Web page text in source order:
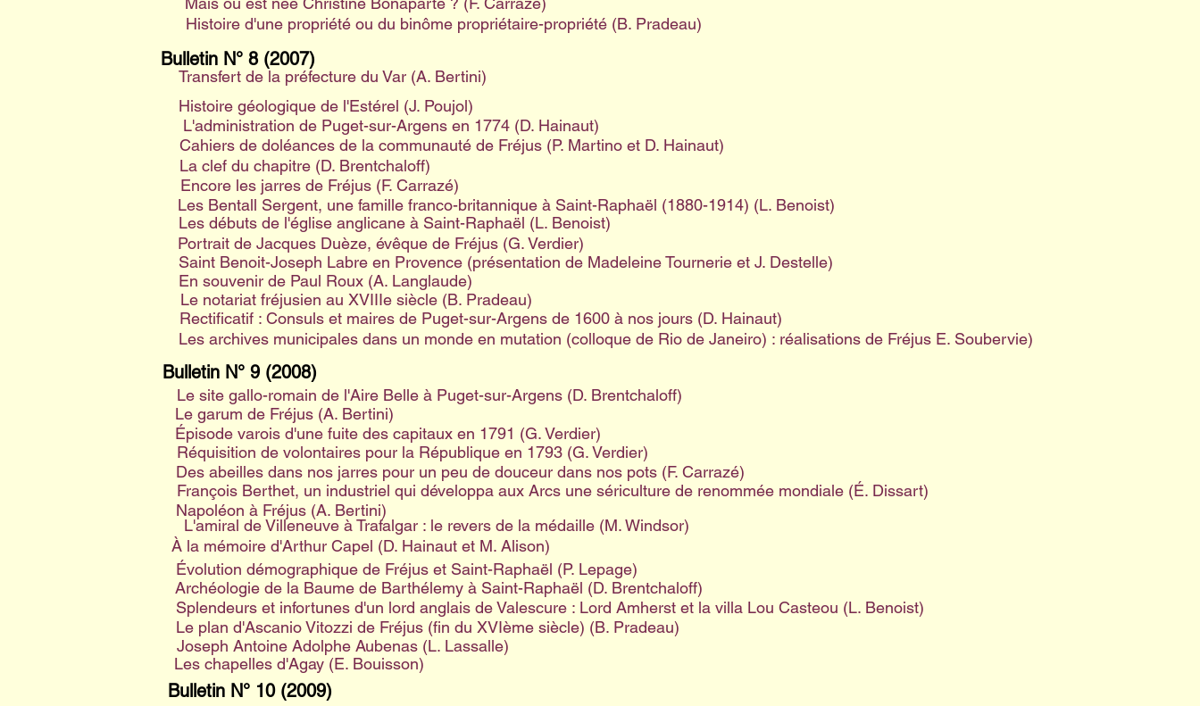
Histoire d'une propriété ou du binôme propriétaire-propriété (B. Pradeau)
Bulletin N° 8 (2007)
Transfert de la préfecture du Var (A. Bertini)
Histoire géologique de l'Estérel (J. Poujol)
L'administration de Puget-sur-Argens en 1774 (D. Hainaut)
Cahiers de doléances de la communauté de Fréjus (P. Martino et D. Hainaut)
La clef du chapitre (D. Brentchaloff)
Encore les jarres de Fréjus (F. Carrazé)
Les Bentall Sergent, une famille franco-britannique à Saint-Raphaël (1880-1914) (L. Benoist)
Les débuts de l'église anglicane à Saint-Raphaël (L. Benoist)
Saint Benoit-Joseph Labre en Provence (présentation de Madeleine Tournerie et J. Destelle)
En souvenir de Paul Roux (A. Langlaude)
Portrait de Jacques Duèze, évêque de Fréjus (G. Verdier)
Rectificatif : Consuls et maires de Puget-sur-Argens de 1600 à nos jours (D. Hainaut)
Le notariat fréjusien au XVIIIe siècle (B. Pradeau)
Les archives municipales dans un monde en mutation (colloque de Rio de Janeiro) : réalisations de Fréjus E. Soubervie)
Bulletin N° 9 (2008)
Le site gallo-romain de l'Aire Belle à Puget-sur-Argens (D. Brentchaloff)
Le garum de Fréjus (A. Bertini)
Épisode varois d'une fuite des capitaux en 1791 (G. Verdier)
Réquisition de volontaires pour la République en 1793 (G. Verdier)
Des abeilles dans nos jarres pour un peu de douceur dans nos pots (F. Carrazé)
François Berthet, un industriel qui développa aux Arcs une sériculture de renommée mondiale (É. Dissart)
Napoléon à Fréjus (A. Bertini)
L'amiral de Villeneuve à Trafalgar : le revers de la médaille (M. Windsor)
À la mémoire d'Arthur Capel (D. Hainaut et M. Alison)
Évolution démographique de Fréjus et Saint-Raphaël (P. Lepage)
Archéologie de la Baume de Barthélemy à Saint-Raphaël (D. Brentchaloff)
Splendeurs et infortunes d'un lord anglais de Valescure : Lord Amherst et la villa Lou Casteou (L. Benoist)
Le plan d'Ascanio Vitozzi de Fréjus (fin du XVIème siècle) (B. Pradeau)
Joseph Antoine Adolphe Aubenas (L. Lassalle)
Les chapelles d'Agay (E. Bouisson)
Bulletin N° 10 (2009)